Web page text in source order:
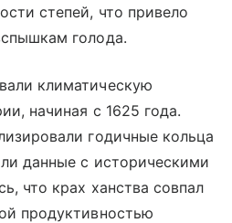
степей, что привело
голода.
климатическую
начиная с 1625 года.
годичные кольца
данные с историческими
что крах ханства совпал
продуктивностью